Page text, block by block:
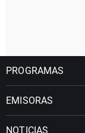
PROGRAMAS
EMISORAS
NOTICIAS